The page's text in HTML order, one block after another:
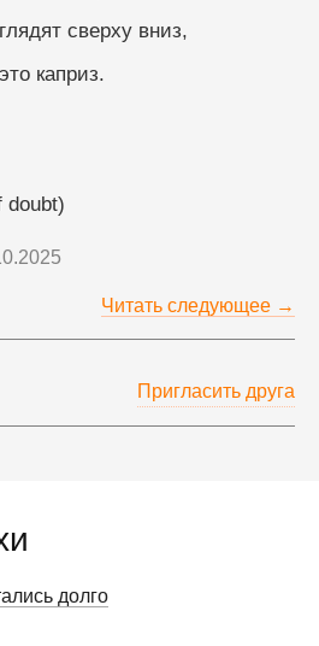
долго
сверху вниз,
каприз.
doubt)
Читать следующее →
Пригласить друга